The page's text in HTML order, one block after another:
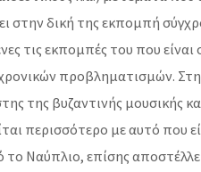
στην δική της εκπομπή
τις εκπομπές του που
προβληματισμών.
της βυζαντινής μουσικής
περισσότερο με αυτό που
το Ναύπλιο, επίσης